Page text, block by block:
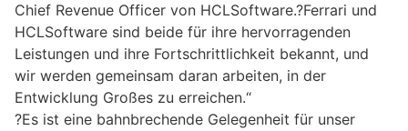
Chief Revenue Officer von HCLSoftware.?Ferrari und
HCLSoftware sind beide für ihre hervorragenden
Leistungen und ihre Fortschrittlichkeit bekannt, und
wir werden gemeinsam daran arbeiten, in der
Entwicklung Großes zu erreichen.“
?Es ist eine bahnbrechende Gelegenheit für unser